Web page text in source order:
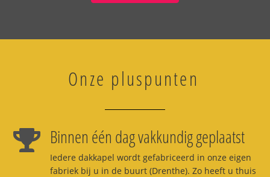
Onze pluspunten
Binnen één dag vakkundig geplaatst
Iedere dakkapel wordt gefabriceerd in onze eigen
fabriek bij u in de buurt (Drenthe). Zo heeft u thuis